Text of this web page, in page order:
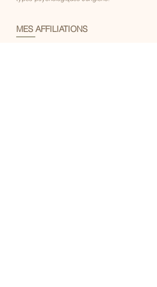
MES AFFILIATIONS